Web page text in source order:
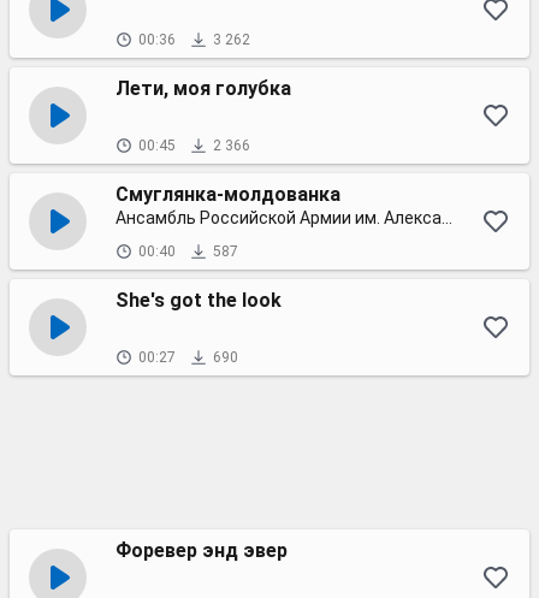
00:36 3 262
Лети, моя голубка
00:45 2 366
Смуглянка-молдованка
00:40 587
She's got the look
00:27 690
Форевер энд эвер